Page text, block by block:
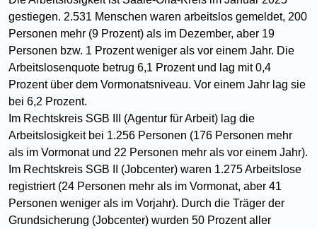
gestiegen. 2.531 Menschen waren arbeitslos gemeldet, 200
Personen mehr (9 Prozent) als im Dezember, aber 19
Personen bzw. 1 Prozent weniger als vor einem Jahr. Die
Arbeitslosenquote betrug 6,1 Prozent und lag mit 0,4
Prozent über dem Vormonatsniveau. Vor einem Jahr lag sie
bei 6,2 Prozent.
Im Rechtskreis SGB III (Agentur für Arbeit) lag die
Arbeitslosigkeit bei 1.256 Personen (176 Personen mehr
als im Vormonat und 22 Personen mehr als vor einem Jahr).
Im Rechtskreis SGB II (Jobcenter) waren 1.275 Arbeitslose
registriert (24 Personen mehr als im Vormonat, aber 41
Personen weniger als im Vorjahr). Durch die Träger der
Grundsicherung (Jobcenter) wurden 50 Prozent aller